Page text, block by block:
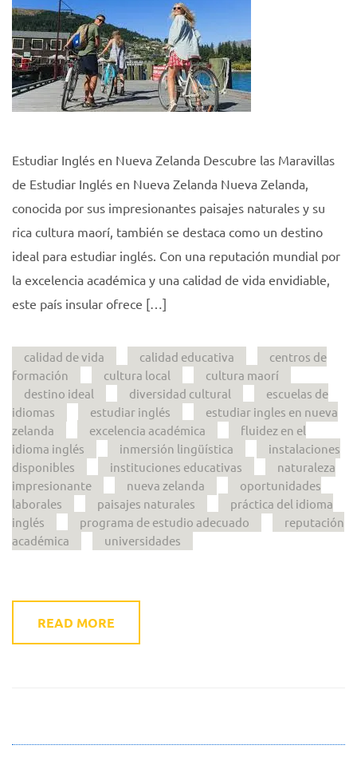
Estudiar Inglés en Nueva Zelanda Descubre las Maravillas
de Estudiar Inglés en Nueva Zelanda Nueva Zelanda,
conocida por sus impresionantes paisajes naturales y su
rica cultura maorí, también se destaca como un destino
ideal para estudiar inglés. Con una reputación mundial por
la excelencia académica y una calidad de vida envidiable,
este país insular ofrece […]
calidad de vida calidad educativa
centros de
formación
cultura local
cultura maorí
destino ideal
diversidad cultural
escuelas de
idiomas
estudiar inglés
estudiar ingles en nueva
zelanda
excelencia académica
fluidez en el
idioma inglés
inmersión lingüística
instalaciones
disponibles
instituciones educativas
naturaleza
impresionante
nueva zelanda
oportunidades
laborales
paisajes naturales
práctica del idioma
inglés
programa de estudio adecuado
reputación
académica
universidades
READ MORE